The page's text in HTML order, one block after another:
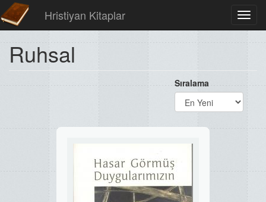
Hristiyan Kitaplar
Ruhsal
Sıralama